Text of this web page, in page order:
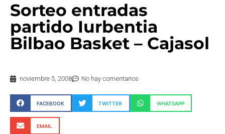
Sorteo entradas
partido Iurbentia
Bilbao Basket – Cajasol
noviembre 5, 2008 No hay comentarios
FACEBOOK TWITTER WHATSAPP
EMAIL